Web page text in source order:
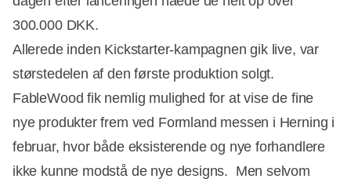
300.000 DKK.
Allerede inden Kickstarter-kampagnen gik live, var
størstedelen af den første produktion solgt.
FableWood fik nemlig mulighed for at vise de fine
nye produkter frem ved Formland messen i Herning i
februar, hvor både eksisterende og nye forhandlere
ikke kunne modstå de nye designs. Men selvom